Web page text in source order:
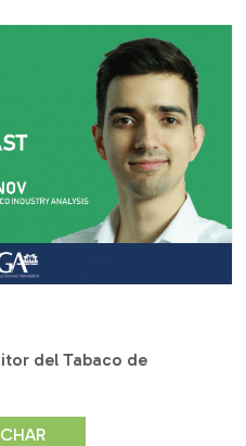
del Tabaco de